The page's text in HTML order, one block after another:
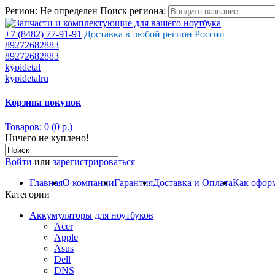
Регион: Не определен Поиск региона:
+7 (8482) 77-91-91 Доставка в любой регион России
89272682883
89272682883
kypidetal
kypidetalru
Корзина покупок
Товаров: 0 (0 р.)
Ничего не куплено!
Войти или зарегистрироваться
ГлавнаяО компанииГарантияДоставка и ОплатаКак
Категории
Аккумуляторы для ноутбуков
Acer
Apple
Asus
Dell
DNS